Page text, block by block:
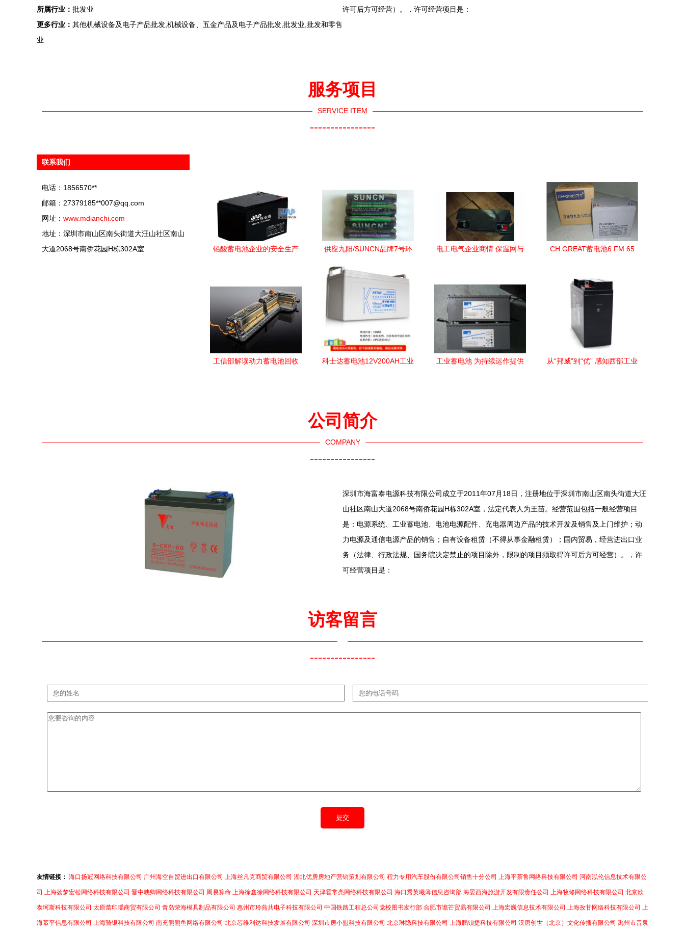
所属行业： 批发业
更多行业： 其他机械设备及电子产品批发,机械设备、五金产品及电子产品批发,批发业,批发和零售
业
许可后方可经营）。，许可经营项目是：
服务项目
SERVICE ITEM
----------------
联系我们
电话：1856570**
邮箱：27379185**007@qq.com
网址： www.mdianchi.com
地址：深圳市南山区南头街道大汪山社区南山
大道2068号南侨花园H栋302A室
铅酸蓄电池企业的安全生产
供应九阳/SUNCN品牌7号环
维库电子市场网
电工电气企业商情 保温网与
CH.GREAT蓄电池6 FM 65
现货直销保障高效运维
工信部解读动力蓄电池回收
科士达蓄电池12V200AH工业
工业蓄电池 为持续运作提供
从“邦威”到“优” 感知西部工业
公司简介
COMPANY
----------------
深圳市海富泰电源科技有限公司成立于2011年07月18日，注册地位于深圳市南山区南头街道大汪
山社区南山大道2068号南侨花园H栋302A室，法定代表人为王苗。经营范围包括一般经营项目
是：电源系统、工业蓄电池、电池电源配件、充电器周边产品的技术开发及销售及上门维护；动
力电源及通信电源产品的销售；自有设备租赁（不得从事金融租赁）；国内贸易，经营进出口业
务（法律、行政法规、国务院决定禁止的项目除外，限制的项目须取得许可后方可经营）。，许
可经营项目是：
访客留言
----------------
友情链接： 海口扬冠网络科技有限公司 广州海空自贸进出口有限公司 上海丝凡克商贸有限公司 湖北优房房地产营销策划有限公司 程力专用汽车股份有限公司销售十分公司 上海平茶鲁网络科技有限公司 河南泓伦信息技术有限公
司 上海扬梦宏松网络科技有限公司 晋中映卿网络科技有限公司 周易算命 上海徐鑫徐网络科技有限公司 天津霍常亮网络科技有限公司 海口秀英曦薄信息咨询部 海晏西海旅游开发有限责任公司 上海牧修网络科技有限公司 北京欣
泰珂斯科技有限公司 太原蕾印瑶商贸有限公司 青岛荣海模具制品有限公司 惠州市玲燕共电子科技有限公司 中国铁路工程总公司党校图书发行部 合肥市谯芒贸易有限公司 上海宏巍信息技术有限公司 上海孜甘网络科技有限公司 上
海慕平信息有限公司 上海骑银科技有限公司 南充熊熊鱼网络有限公司 北京芯维利达科技发展有限公司 深圳市房小盟科技有限公司 北京琳隐科技有限公司 上海鹏钡捷科技有限公司 汉唐创世（北京）文化传播有限公司 禹州市音泉